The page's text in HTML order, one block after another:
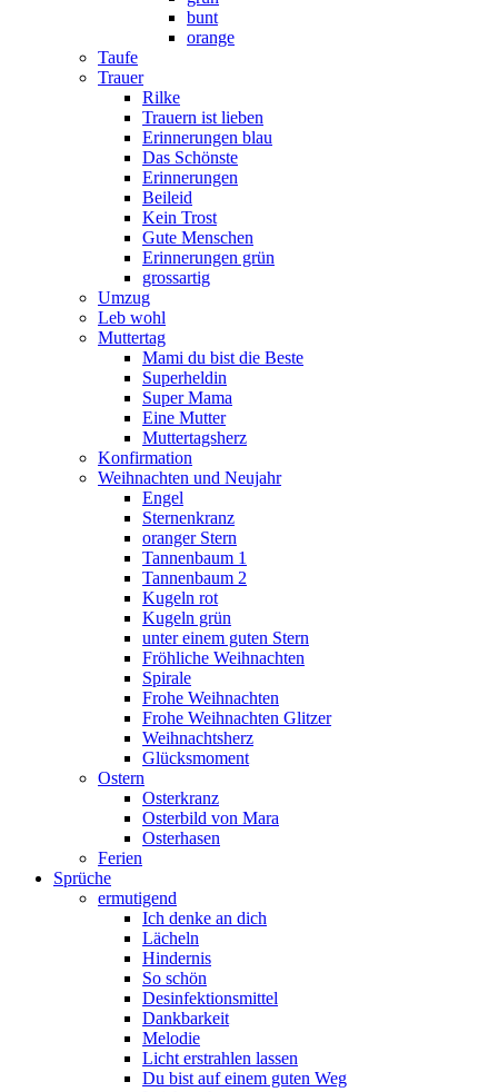
bunt
orange
Taufe
Trauer
Rilke
Trauern ist lieben
Erinnerungen blau
Das Schönste
Erinnerungen
Beileid
Kein Trost
Gute Menschen
Erinnerungen grün
grossartig
Umzug
Leb wohl
Muttertag
Mami du bist die Beste
Superheldin
Super Mama
Eine Mutter
Muttertagsherz
Konfirmation
Weihnachten und Neujahr
Engel
Sternenkranz
oranger Stern
Tannenbaum 1
Tannenbaum 2
Kugeln rot
Kugeln grün
unter einem guten Stern
Fröhliche Weihnachten
Spirale
Frohe Weihnachten
Frohe Weihnachten Glitzer
Weihnachtsherz
Glücksmoment
Ostern
Osterkranz
Osterbild von Mara
Osterhasen
Ferien
Sprüche
ermutigend
Ich denke an dich
Lächeln
Hindernis
So schön
Desinfektionsmittel
Dankbarkeit
Melodie
Licht erstrahlen lassen
Du bist auf einem guten Weg